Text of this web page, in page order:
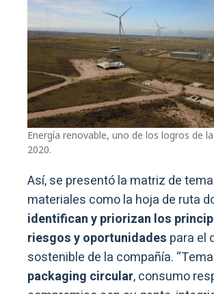
Energía renovable, uno de los logros de
2020.
Así, se presentó la matriz de
materiales como la hoja de ruta
identifican y priorizan los
riesgos y oportunidades para el
sostenible de la compañía.
packaging circular, consumo